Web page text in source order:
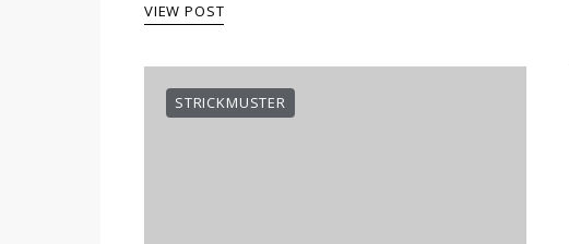
VIEW POST
STRICKMUSTER